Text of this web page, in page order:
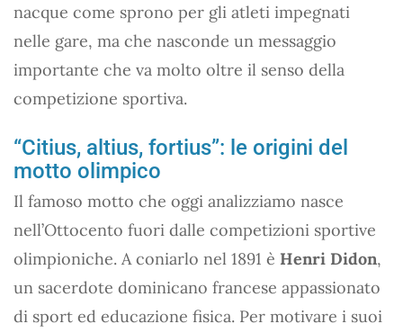
nacque come sprono per gli atleti impegnati
nelle gare, ma che nasconde un messaggio
importante che va molto oltre il senso della
competizione sportiva.
“Citius, altius, fortius”: le origini del
motto olimpico
Il famoso motto che oggi analizziamo nasce
nell’Ottocento fuori dalle competizioni sportive
olimpioniche. A coniarlo nel 1891 è Henri Didon,
un sacerdote dominicano francese appassionato
di sport ed educazione fisica. Per motivare i suoi